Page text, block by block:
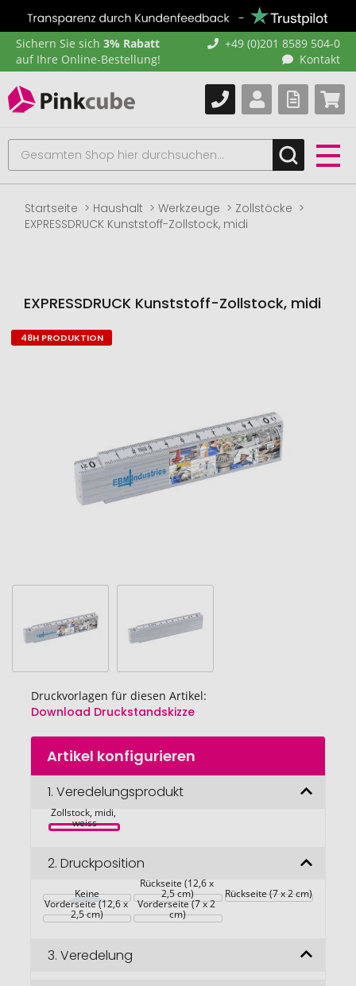
Sichern Sie sich 3% Rabatt
auf Ihre Online-Bestellung!
+49 (0)201 8589 504-0
Kontakt
Startseite Haushalt Werkzeuge
Zollstöcke
EXPRESSDRUCK Kunststoff-Zollstock, midi
EXPRESSDRUCK Kunststoff-Zollstock, midi
Zum
Druckvorlagen für diesen Artikel:
Download Druckstandskizze
Zum
Anfang
Bildgalerie
springen
48H PRODUKTION
Artikel konfigurieren
1. Veredelungsprodukt
EXPRESSDRUCK
Zollstock, midi,
weiss
2. Druckposition
Keine
Rückseite (12,6 x
2,5 cm) Rückseite (7 x 2 cm)
Vorderseite (12,6 x
2,5 cm)
Vorderseite (7 x 2
cm)
3. Veredelung